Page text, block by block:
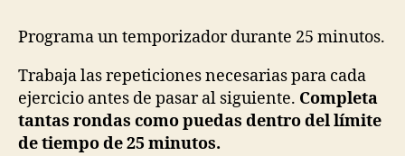
Programa un temporizador durante 25 minutos.
Trabaja las repeticiones necesarias para cada
ejercicio antes de pasar al siguiente. Completa
tantas rondas como puedas dentro del límite
de tiempo de 25 minutos.